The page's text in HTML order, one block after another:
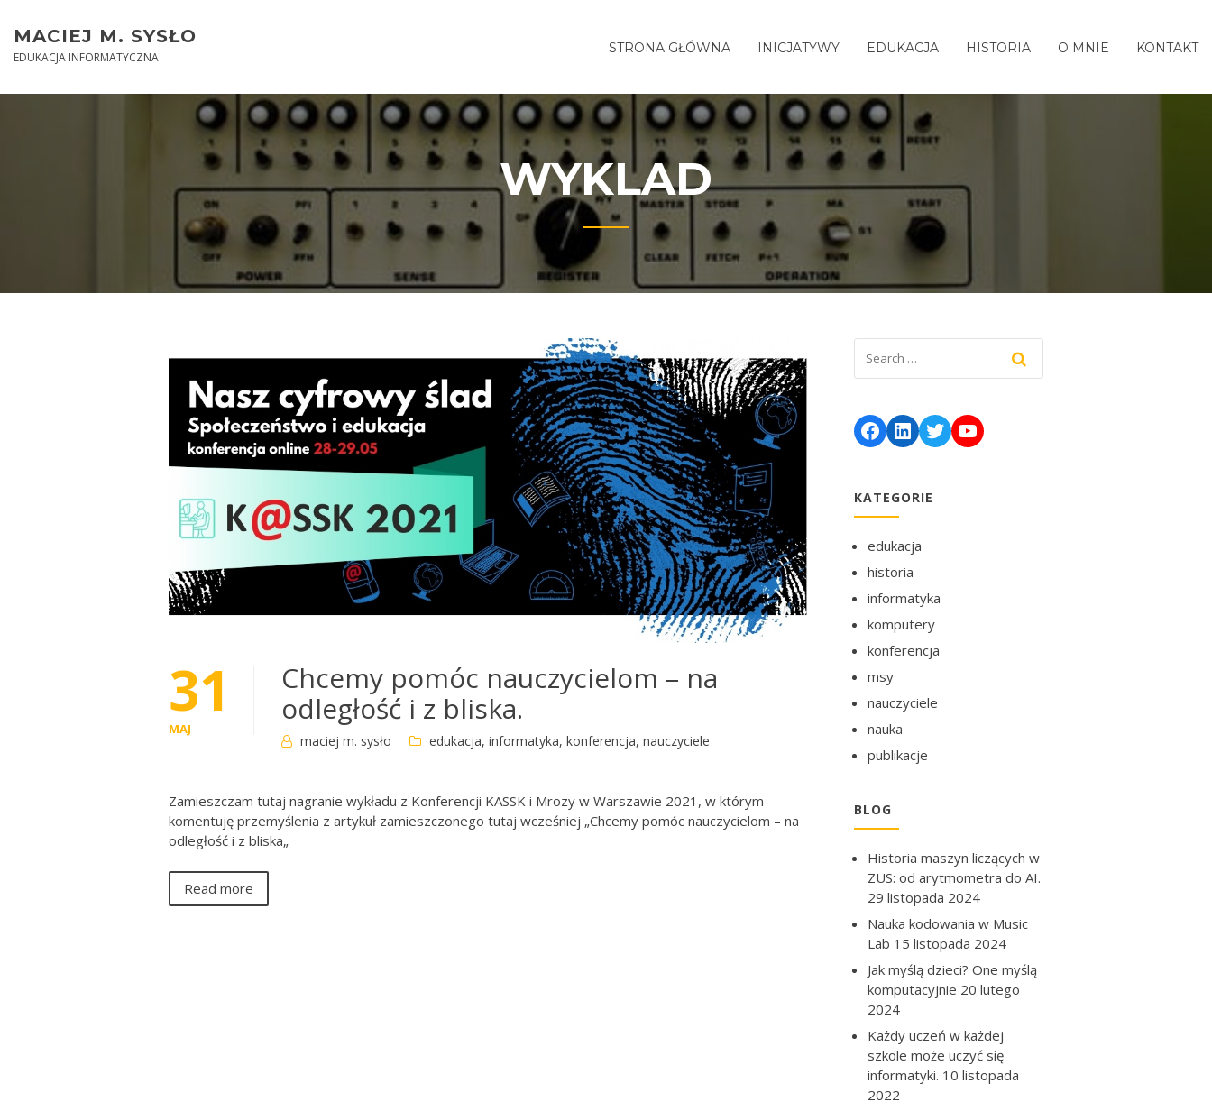
content
MACIEJ M. SYSŁO
EDUKACJA INFORMATYCZNA
STRONA GŁÓWNA INICJATYWY EDUKACJA HISTORIA O MNIE KONTAKT
WYKLAD
31
MAJ
Chcemy pomóc nauczycielom – na
odległość i z bliska.
maciej m. sysło edukacja, informatyka, konferencja, nauczyciele
Zamieszczam tutaj nagranie wykładu z Konferencji KASSK i Mrozy w Warszawie 2021, w którym
komentuję przemyślenia z artykuł zamieszczonego tutaj wcześniej „Chcemy pomóc nauczycielom – na
odległość i z bliska„
Read more
Facebook
LinkedIn
TwitterYouTube
KATEGORIE
edukacja
historia
informatyka
komputery
konferencja
msy
nauczyciele
nauka
publikacje
BLOG
Historia maszyn liczących w
ZUS: od arytmometra do AI.
29 listopada 2024
Nauka kodowania w Music
Lab 15 listopada 2024
Jak myślą dzieci? One myślą
komputacyjnie 20 lutego
2024
Każdy uczeń w każdej
szkole może uczyć się
informatyki. 10 listopada
2022